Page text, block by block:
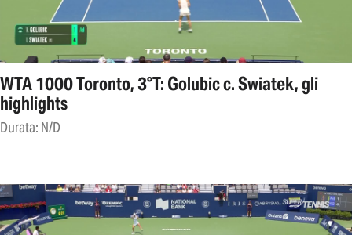
WTA 1000 Toronto, 3°T: Golubic c. Swiatek, gli
highlights
Durata: N/D